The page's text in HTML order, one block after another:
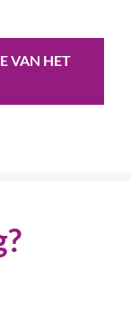
VAN HET